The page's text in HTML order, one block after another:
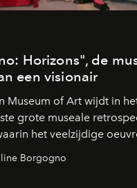
Horizons", de
een visionair
Museum of Art wijdt in
grote museale
het veelzijdige
controversiële
Borgogno